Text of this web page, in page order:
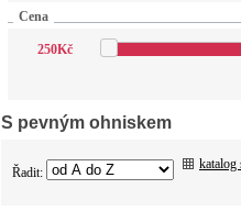
Cena
250Kč
S pevným ohniskem
Řadit:
katalog